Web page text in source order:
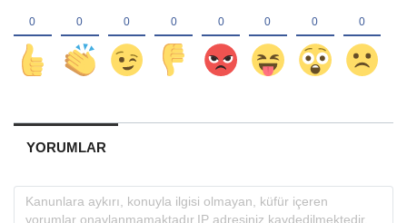
YORUMLAR